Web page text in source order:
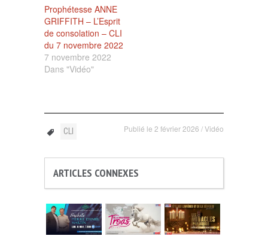
Prophétesse ANNE
GRIFFITH – L’Esprit
de consolation – CLI
du 7 novembre 2022
7 novembre 2022
Dans "Vidéo"
Publié le 2 février 2026 /Vidéo
CLI
ARTICLES CONNEXES